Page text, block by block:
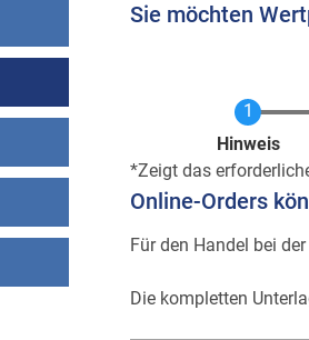
Sie möchten
Aktuell
Hinweis
Zeigt das
Online-Orders
Für den Handel bei
Die kompletten